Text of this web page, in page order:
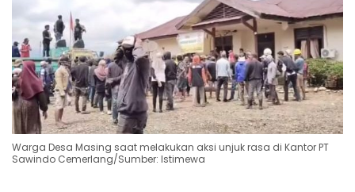
Warga Desa Masing saat melakukan aksi unjuk rasa di Kantor PT
Sawindo Cemerlang/Sumber: Istimewa